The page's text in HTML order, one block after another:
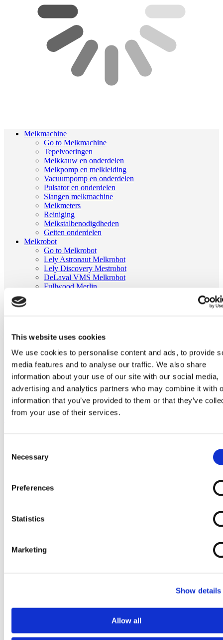
This website uses cookies
We use cookies to personalise content and ads, to provide
media features and to analyse our traffic. We also share
information about your use of our site with our social media,
advertising and analytics partners who may combine it with
information that you’ve provided to them or that they’ve
from your use of their services.
Selection
Necessary
Preferences
Statistics
Marketing
Show details
Allow all
Melkmachine
Go to Melkmachine
Tepelvoeringen
Melkkauw en onderdelen
Melkpomp en melkleiding
Vacuumpomp en onderdelen
Pulsator en onderdelen
Slangen melkmachine
Melkmeters
Reiniging
Melkstalbenodigdheden
Geiten onderdelen
Melkrobot
Go to Melkrobot
Lely Astronaut Melkrobot
Lely Discovery Mestrobot
DeLaval VMS Melkrobot
Fullwood Merlin
Stal benodigdheden
Minimelkers
stalartikelen
Skelex
Home
Melkmachine
Tepelvoeringen
Silicone tepelvoering passend voor Westfalia 7029-2725-010
Ga naar het einde van de afbeeldingen-gallerij